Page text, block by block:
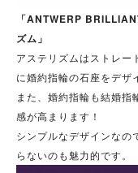
「ANTWERP
ズム」
アステリズムはストレー
に婚約指輪の石座をデザ
また、婚約指輪も結婚
感が高まります！
シンプルなデザインなの
らないのも魅力的です。